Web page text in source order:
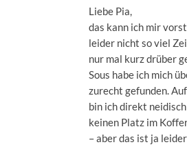
Liebe Pia,
das kann ich mir
leider nicht so viel
nur mal kurz drüber
Sous habe ich mich
zurecht gefunden.
bin ich direkt
keinen Platz im
– aber das ist ja